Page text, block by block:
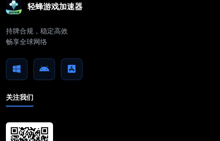
轻蜂游戏加速器
持牌合规，稳定高效
畅享全球网络
关注我们